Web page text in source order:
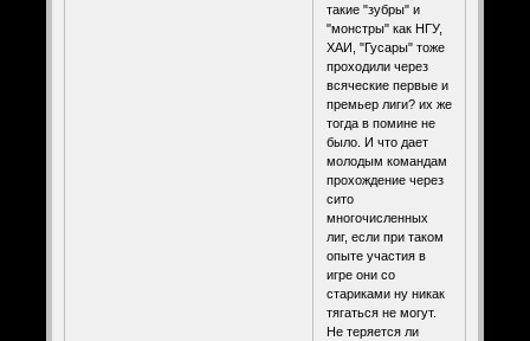
такие "зубры" и
"монстры" как НГУ,
ХАИ, "Гусары" тоже
проходили через
всяческие первые и
премьер лиги? их же
тогда в помине не
было. И что дает
молодым командам
прохождение через
сито
многочисленных
лиг, если при таком
опыте участия в
игре они со
стариками ну никак
тягаться не могут.
Не теряется ли